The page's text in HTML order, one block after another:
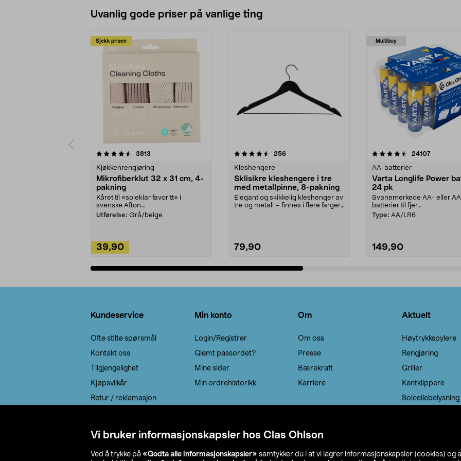
Vi bruker informasjonskapsler hos Clas Ohlson
Ved å trykke på «Godta alle informasjonskapsler» samtykker du i at vi lagrer informasjonskapsler (cookies) og
Uvanlig gode priser på vanlige ting
Sjekk prisen
3813
Kjøkkenrengjøring
Mikrofiberklut 32 x 31 cm, 4-
pakning
Kåret til «soleklar favoritt» i
svenske Afton...
Utførelse: Grå/beige
39,90
4.5av 5 stjerner 256anmeldelser
Kleshengere
Sklisikre kleshengere i tre
med metallpinne, 8-pakning
Elegant og skikkelig kleshenger av
tre og metall – finnes i flere farger.
79,90
Multibuy
4.5av 5 stjerner 24107
AA-batterier
Varta Longlife Power
24 pk
Svanemerkede AA- eller
batterier til fjer...
Type: AA/LR6
149,90
4.5av 5 stjerner
Kundeservice
Ofte stilte spørsmål
Kontakt oss
Tilgjengelighet
Kjøpsvilkår
Retur / reklamasjon
Min konto
Login/Registrer
Glemt passordet?
Mine sider
Min ordrehistorikk
Om
Om oss
Presse
Bærekraft
Karriere
Aktuelt
Høytrykkspylere
Rengjøring
Griller
Kantklippere
Solcellebelysning